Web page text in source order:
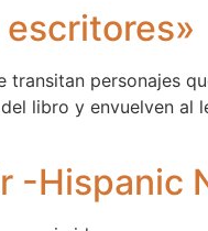
escritores»
personajes
libro y envuelven al
-Hispanic